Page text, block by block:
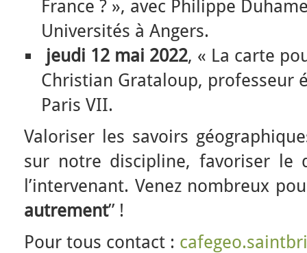
France ? », avec Philippe
Universités à Angers.
jeudi 12 mai 2022, « La carte
Christian Grataloup, professeur
Paris VII.
Valoriser les savoirs
sur notre discipline, favoriser le
l’intervenant. Venez nombreux
autrement” !
Pour tous contact :